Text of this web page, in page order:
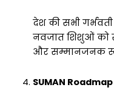
देश की सभी
नवजात शिशुओं को
और सम्मानजनक
SUMAN